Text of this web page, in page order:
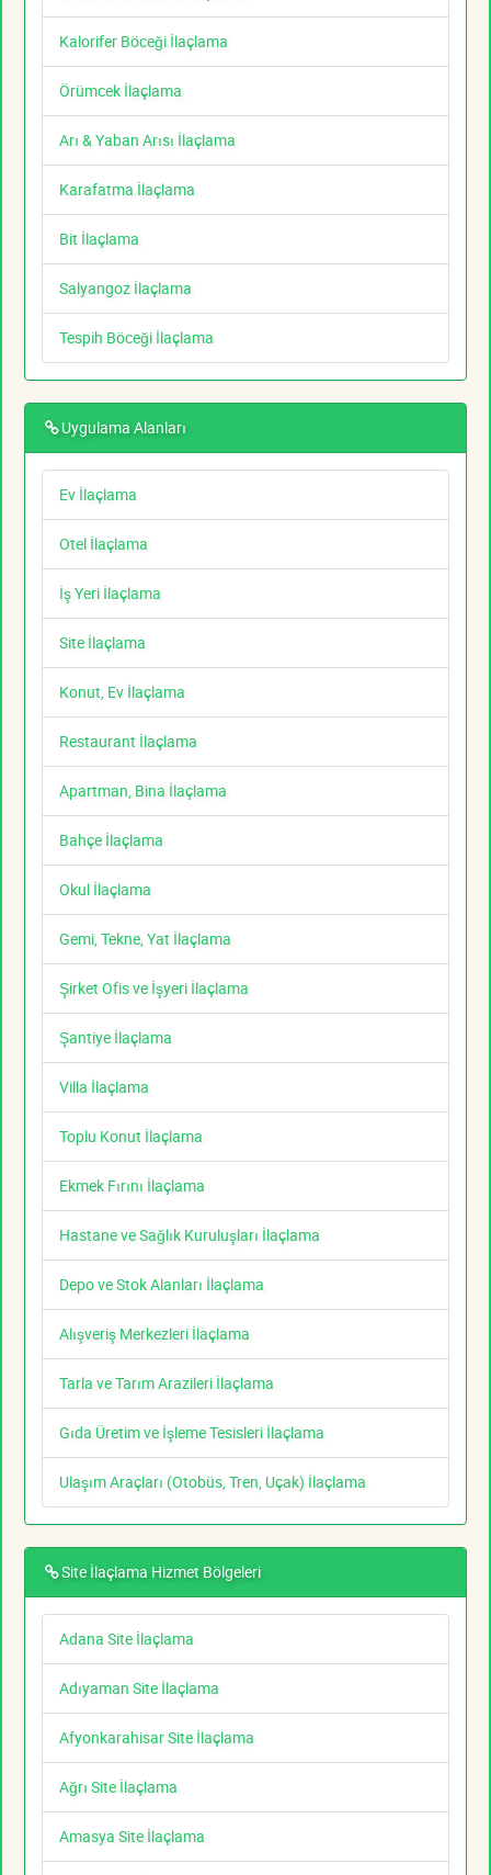
Kalorifer Böceği İlaçlama
Örümcek İlaçlama
Arı & Yaban Arısı İlaçlama
Karafatma İlaçlama
Bit İlaçlama
Salyangoz İlaçlama
Tespih Böceği İlaçlama
Uygulama Alanları
Ev İlaçlama
Otel İlaçlama
İş Yeri İlaçlama
Site İlaçlama
Konut, Ev İlaçlama
Restaurant İlaçlama
Apartman, Bina İlaçlama
Bahçe İlaçlama
Okul İlaçlama
Gemi, Tekne, Yat İlaçlama
Şirket Ofis ve İşyeri İlaçlama
Şantiye İlaçlama
Villa İlaçlama
Toplu Konut İlaçlama
Ekmek Fırını İlaçlama
Hastane ve Sağlık Kuruluşları İlaçlama
Depo ve Stok Alanları İlaçlama
Alışveriş Merkezleri İlaçlama
Tarla ve Tarım Arazileri İlaçlama
Gıda Üretim ve İşleme Tesisleri İlaçlama
Ulaşım Araçları (Otobüs, Tren, Uçak) İlaçlama
Site İlaçlama Hizmet Bölgeleri
Adana Site İlaçlama
Adıyaman Site İlaçlama
Afyonkarahisar Site İlaçlama
Ağrı Site İlaçlama
Amasya Site İlaçlama